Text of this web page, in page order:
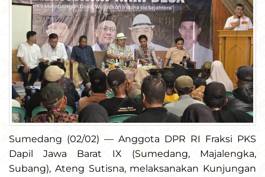
Sumedang (02/02) — Anggota DPR RI Fraksi PKS
Dapil Jawa Barat IX (Sumedang, Majalengka,
Subang), Ateng Sutisna, melaksanakan Kunjungan